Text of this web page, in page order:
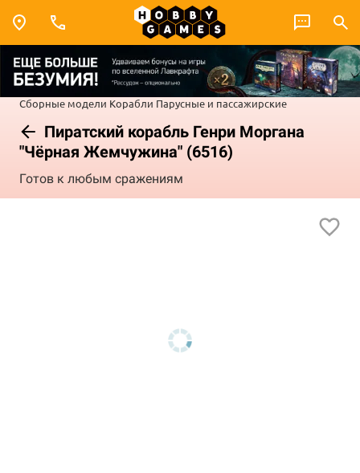
Сборные модели Корабли Парусные и пассажирские
Пиратский корабль Генри Моргана
"Чёрная Жемчужина" (6516)
Готов к любым сражениям